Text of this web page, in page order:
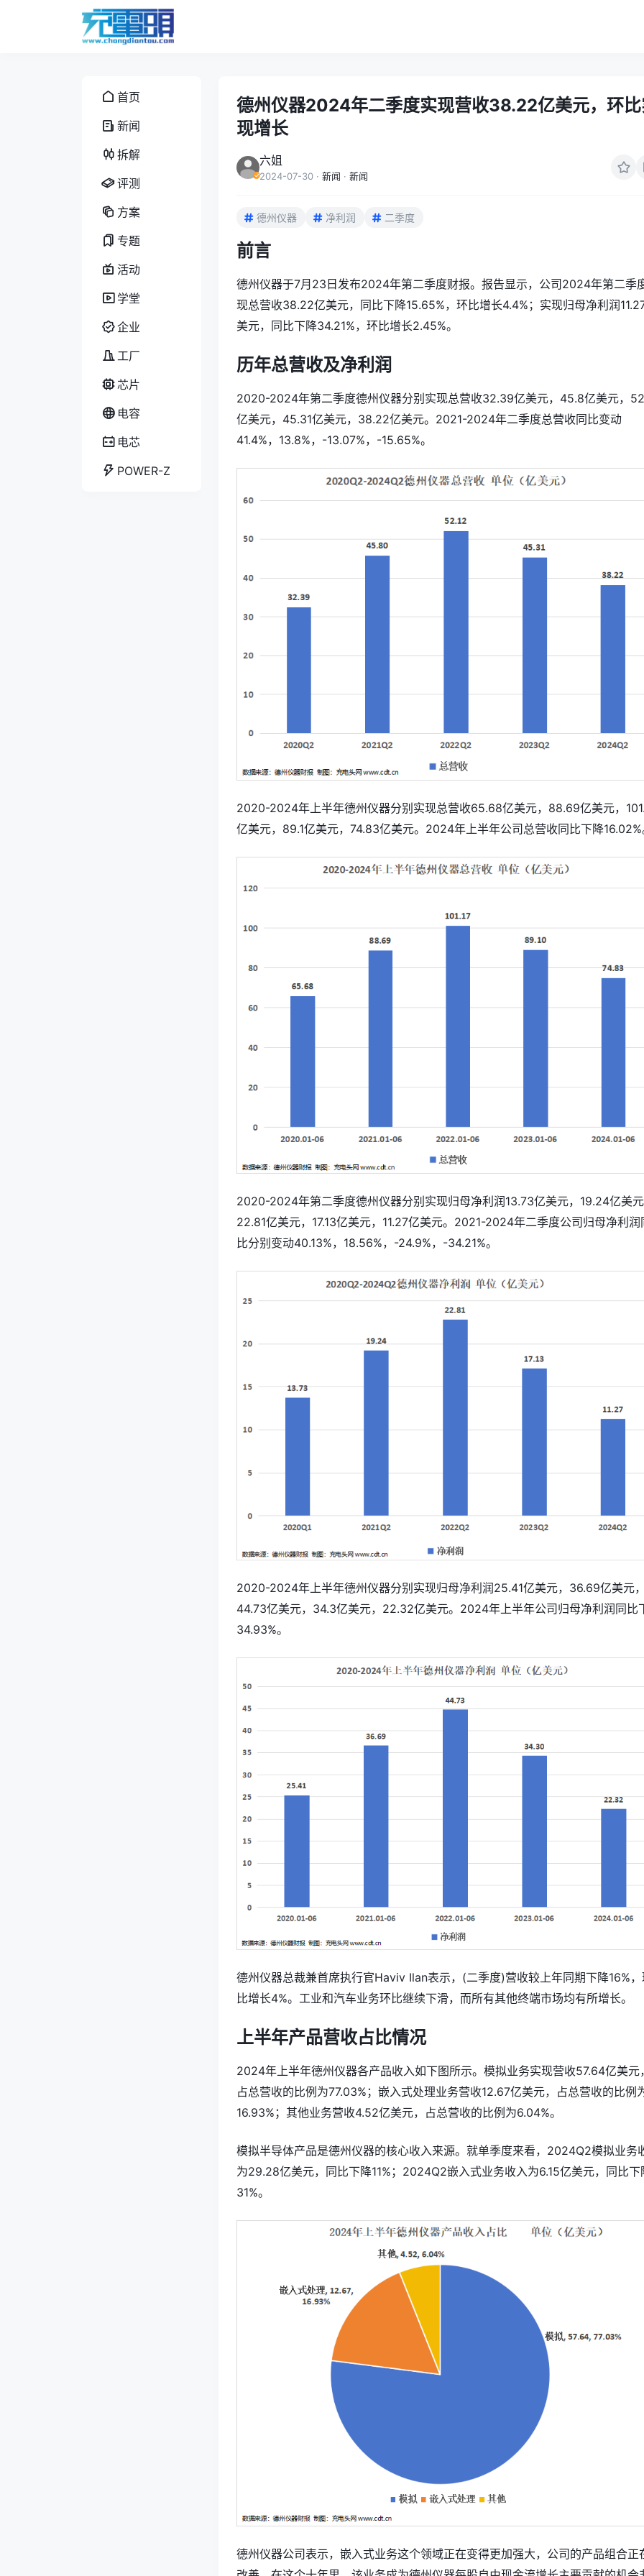
首页
新闻
拆解
评测
方案
专题
活动
学堂
企业
工厂
芯片
电容
电芯
POWER-Z
德州仪器2024年二季度实现营收38.22亿美元，环
现增长
六姐
2024-07-30 · 新闻 · 新闻
德州仪器 净利润 二季度
前言
德州仪器于7月23日发布2024年第二季度财报。报告显示，公司2024年第二季
现总营收38.22亿美元，同比下降15.65%，环比增长4.4%；实现归母净利润
美元，同比下降34.21%，环比增长2.45%。
历年总营收及净利润
2020-2024年第二季度德州仪器分别实现总营收32.39亿美元，45.8亿美元，
亿美元，45.31亿美元，38.22亿美元。2021-2024年二季度总营收同比变动
41.4%，13.8%，-13.07%，-15.65%。
2020-2024年上半年德州仪器分别实现总营收65.68亿美元，88.69亿美元，
亿美元，89.1亿美元，74.83亿美元。2024年上半年公司总营收同比下降
2020-2024年第二季度德州仪器分别实现归母净利润13.73亿美元，19.24亿美
22.81亿美元，17.13亿美元，11.27亿美元。2021-2024年二季度公司归母净利润
比分别变动40.13%，18.56%，-24.9%，-34.21%。
2020-2024年上半年德州仪器分别实现归母净利润25.41亿美元，36.69亿美元
44.73亿美元，34.3亿美元，22.32亿美元。2024年上半年公司归母净利润同比
34.93%。
德州仪器总裁兼首席执行官Haviv Ilan表示，(二季度)营收较上年同期下降16%
比增长4%。工业和汽车业务环比继续下滑，而所有其他终端市场均有所增长。
上半年产品营收占比情况
2024年上半年德州仪器各产品收入如下图所示。模拟业务实现营收57.64亿美元
占总营收的比例为77.03%；嵌入式处理业务营收12.67亿美元，占总营收的比例
16.93%；其他业务营收4.52亿美元，占总营收的比例为6.04%。
模拟半导体产品是德州仪器的核心收入来源。就单季度来看，2024Q2模拟业务
为29.28亿美元，同比下降11%；2024Q2嵌入式业务收入为6.15亿美元，同比下
31%。
德州仪器公司表示，嵌入式业务这个领域正在变得更加强大，公司的产品组合正